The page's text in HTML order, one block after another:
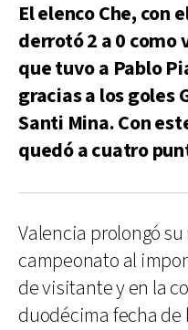
El elenco Che, con
derrotó 2 a 0
que tuvo a Pablo
gracias a los goles
Santi Mina. Con
quedó a cuatro
Valencia prolongó
campeonato al
de visitante y en la
duodécima fecha de